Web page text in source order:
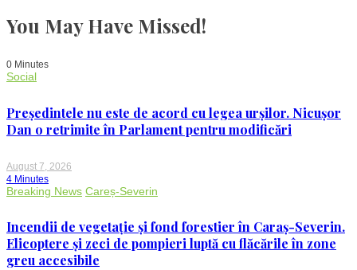
nici
salariile”
You May Have Missed!
0 Minutes
Social
Președintele nu este de acord cu legea urșilor. Nicușor
Dan o retrimite în Parlament pentru modificări
August 7, 2026
4 Minutes
Breaking News Careș-Severin
Incendii de vegetație și fond forestier în Caraș-Severin.
Elicoptere și zeci de pompieri luptă cu flăcările în zone
greu accesibile